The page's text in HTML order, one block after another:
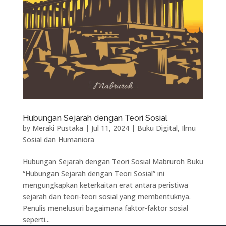
Hubungan Sejarah dengan Teori Sosial
by Meraki Pustaka | Jul 11, 2024| Buku Digital, Ilmu
Sosial dan Humaniora
Hubungan Sejarah dengan Teori Sosial Mabruroh Buku
“Hubungan Sejarah dengan Teori Sosial” ini
mengungkapkan keterkaitan erat antara peristiwa
sejarah dan teori-teori sosial yang membentuknya.
Penulis menelusuri bagaimana faktor-faktor sosial
seperti...